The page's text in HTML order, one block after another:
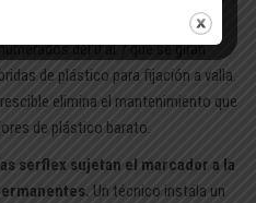
en condiciones de luz normal.
del 0 al 7 que se giran
de plástico para fijación a valla.
elimina el mantenimiento que
de plástico barato.
serflex sujetan el marcador a la
Un técnico instala un